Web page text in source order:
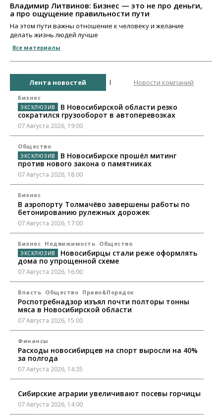
Владимир Литвинов: Бизнес — это не про деньги,
а про ощущение правильности пути
На этом пути важны отношение к человеку и желание
делать жизнь людей лучше
Все материалы
Лента новостей Новости компаний
Бизнес
В Новосибирской области резко
сократился грузооборот в автоперевозках
07 Августа 2026, 19:00
Общество
В Новосибирске прошёл митинг
против нового закона о памятниках
07 Августа 2026, 18:00
Бизнес
В аэропорту Толмачёво завершены работы по
бетонированию рулежных дорожек
07 Августа 2026, 17:00
Бизнес Недвижимость Общество
Новосибирцы стали реже оформлять
дома по упрощенной схеме
07 Августа 2026, 16:00
Власть Общество Право&Порядок
Роспотребнадзор изъял почти полторы тонны
мяса в Новосибирской области
07 Августа 2026, 15:00
Финансы
Расходы новосибирцев на спорт выросли на 40%
за полгода
07 Августа 2026, 14:35
Сибирские аграрии увеличивают посевы горчицы
07 Августа 2026, 14:00